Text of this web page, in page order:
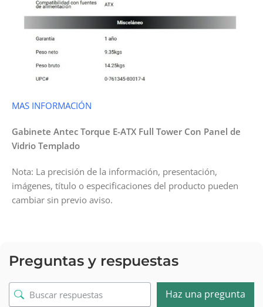
MAS INFORMACIÓN
Gabinete Antec Torque E-ATX Full Tower Con Panel de
Vidrio Templado
Nota: La precisión de la información, presentación,
imágenes, título o especificaciones del producto pueden
cambiar sin previo aviso.
Preguntas y respuestas
Haz una pregunta